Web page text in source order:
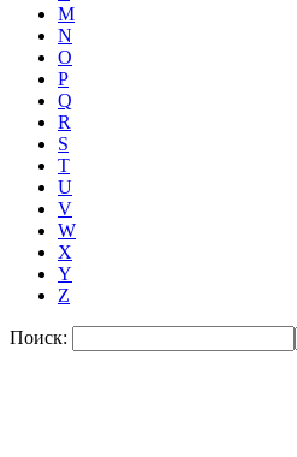
M
N
O
P
Q
R
S
T
U
V
W
X
Y
Z
Поиск: